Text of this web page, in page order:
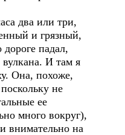
два или три,
и грязный,
дороге падал,
вулкана. И там я
Она, похоже,
не
ее
много вокруг),
внимательно на